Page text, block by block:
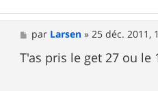
M
e
s
s
par Larsen »25 déc. 2011,
T'as pris le get 27 ou le